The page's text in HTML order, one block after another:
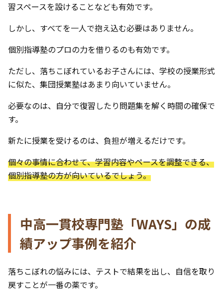
習スペースを設けることなども有効です。
しかし、すべてを一人で抱え込む必要はありません。
個別指導塾のプロの力を借りるのも有効です。
ただし、落ちこぼれているお子さんには、学校の授業形式
に似た、集団授業塾はあまり向いていません。
必要なのは、自分で復習したり問題集を解く時間の確保で
す。
新たに授業を受けるのは、負担が増えるだけです。
個々の事情に合わせて、学習内容やペースを調整できる、
個別指導塾の方が向いているでしょう。
中高一貫校専門塾「WAYS」の成
績アップ事例を紹介
落ちこぼれの悩みには、テストで結果を出し、自信を取り
戻すことが一番の薬です。